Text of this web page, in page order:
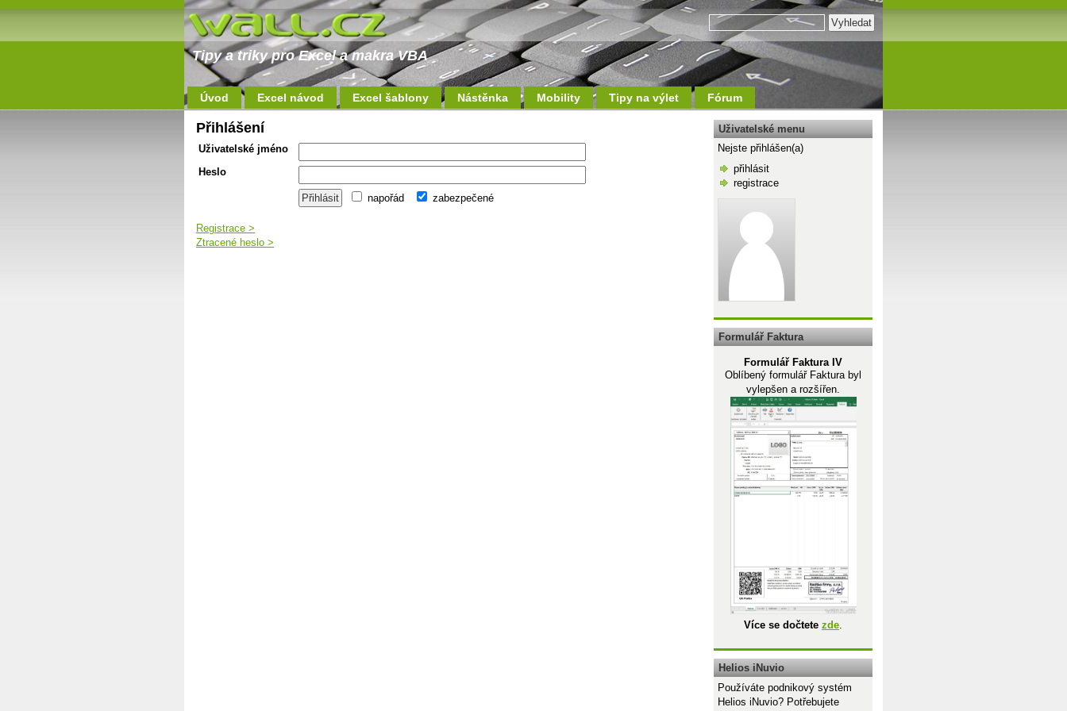
Tipy a triky pro Excel a makra VBA
Úvod Excel návod Excel šablony Nástěnka Mobility Tipy na výlet Fórum
Přihlášení
Uživatelské jméno
Heslo
napořád zabezpečené
Registrace >
Ztracené heslo >
Uživatelské menu
Nejste přihlášen(a)
přihlásit
registrace
Formulář Faktura
Formulář Faktura IV
Oblíbený formulář Faktura byl
vylepšen a rozšířen.
Více se dočtete zde.
Helios iNuvio
Používáte podnikový systém
Helios iNuvio? Potřebujete